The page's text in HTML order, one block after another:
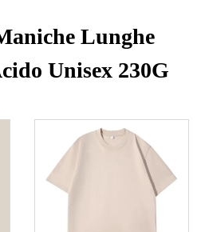
Lunghe
Unisex 230G